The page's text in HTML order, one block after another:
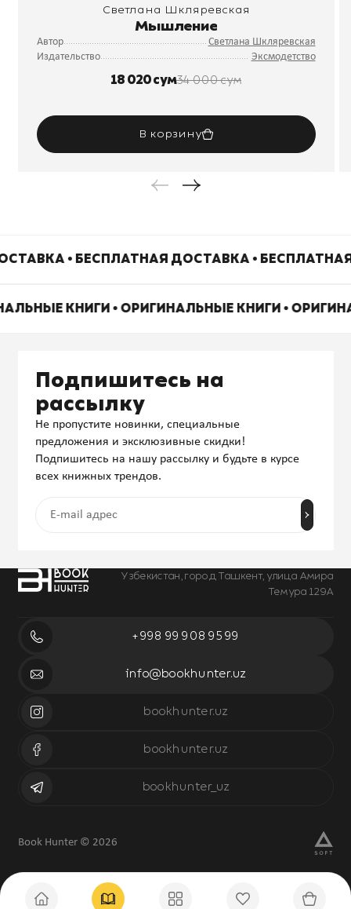
Светлана Шкляревская
Мышление
Автор
Светлана Шкляревская
Издательство
Эксмодетство
18 020 сум34 000 сум
В корзину
• БЕСПЛАТНАЯ ДОСТАВКА •
КНИГИ • ОРИГИНАЛЬНЫЕ КНИГИ •
Узбекистан, город Ташкент, улица Амира
Темура 129А
+998 99 908 95 99
info@bookhunter.uz
bookhunter.uz
bookhunter.uz
bookhunter_uz
Подпишитесь на
рассылку
Не пропустите новинки, специальные
предложения и эксклюзивные скидки!
Подпишитесь на нашу рассылку и будьте в курсе
всех книжных трендов.
Book Hunter © 2026